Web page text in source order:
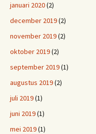
januari 2020(2)
december 2019(2)
november 2019(2)
oktober 2019(2)
september 2019(1)
augustus 2019(2)
juli 2019(1)
juni 2019(1)
mei 2019(1)